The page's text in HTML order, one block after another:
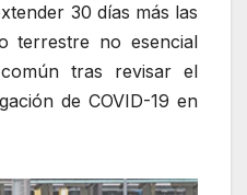
30 días más las
terrestre no esencial
tras revisar el
de COVID-19 en